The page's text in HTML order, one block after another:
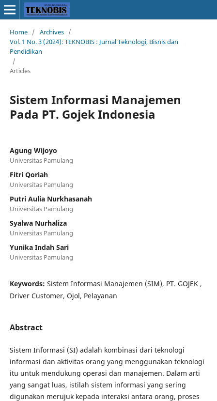
Home / Archives /
Vol. 1 No. 3 (2024): TEKNOBIS : Jurnal Teknologi, Bisnis dan
Pendidikan
/
Articles
Sistem Informasi Manajemen
Pada PT. Gojek Indonesia
Agung Wijoyo
Universitas Pamulang
Fitri Qoriah
Universitas Pamulang
Putri Aulia Nurkhasanah
Universitas Pamulang
Syalwa Nurhaliza
Universitas Pamulang
Yunika Indah Sari
Universitas Pamulang
Keywords: Sistem Informasi Manajemen (SIM), PT. GOJEK ,
Driver Customer, Ojol, Pelayanan
Abstract
Sistem Informasi (SI) adalah kombinasi dari teknologi
informasi dan aktivitas orang yang menggunakan teknologi
itu untuk mendukung operasi dan manajemen. Dalam arti
yang sangat luas, istilah sistem informasi yang sering
digunakan merujuk kepada interaksi antara orang, proses